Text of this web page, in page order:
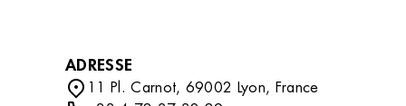
ADRESSE
11 Pl. Carnot, 69002 Lyon, France